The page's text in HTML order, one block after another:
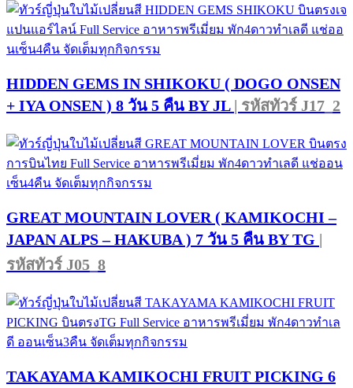
HIDDEN GEMS IN SHIKOKU ( DOGO ONSEN
+ IYA ONSEN ) 8 วัน 5 คืน BY JL | รหัสทัวร์ J17_2
GREAT MOUNTAIN LOVER ( KAMIKOCHI –
JAPAN ALPS – HAKUBA ) 7 วัน 5 คืน BY TG |
รหัสทัวร์ J05_8
TAKAYAMA KAMIKOCHI FRUIT PICKING 6